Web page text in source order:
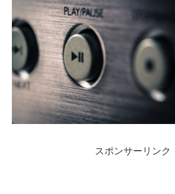
スポンサーリンク